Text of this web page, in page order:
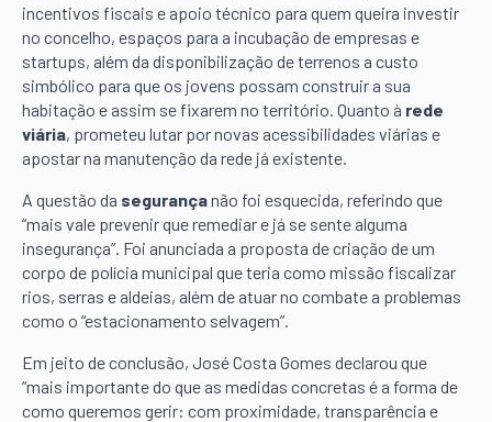
incentivos fiscais e apoio técnico para quem queira investir
no concelho, espaços para a incubação de empresas e
startups, além da disponibilização de terrenos a custo
simbólico para que os jovens possam construir a sua
habitação e assim se fixarem no território. Quanto à rede
viária, prometeu lutar por novas acessibilidades viárias e
apostar na manutenção da rede já existente.
A questão da segurançanão foi esquecida, referindo que
“mais vale prevenir que remediar e já se sente alguma
insegurança”. Foi anunciada a proposta de criação de um
corpo de polícia municipal que teria como missão fiscalizar
rios, serras e aldeias, além de atuar no combate a problemas
como o “estacionamento selvagem”.
Em jeito de conclusão, José Costa Gomes declarou que
“mais importante do que as medidas concretas é a forma de
como queremos gerir: com proximidade, transparência e